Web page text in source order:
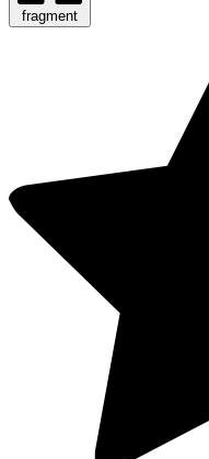
fragment